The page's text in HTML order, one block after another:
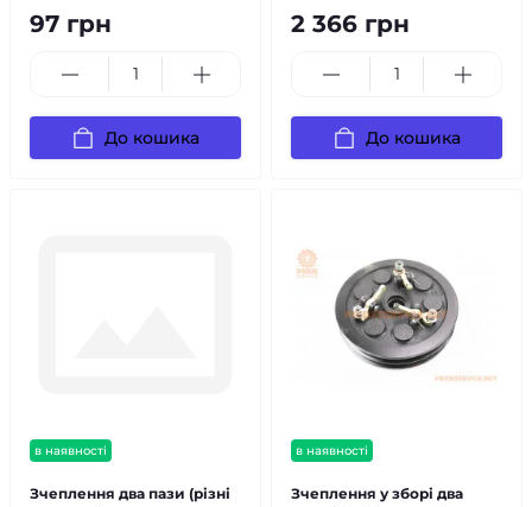
97 грн
До кошика
2 366 грн
До кошика
в наявності
Зчеплення два пази (різні
в наявності
Зчеплення у зборі два